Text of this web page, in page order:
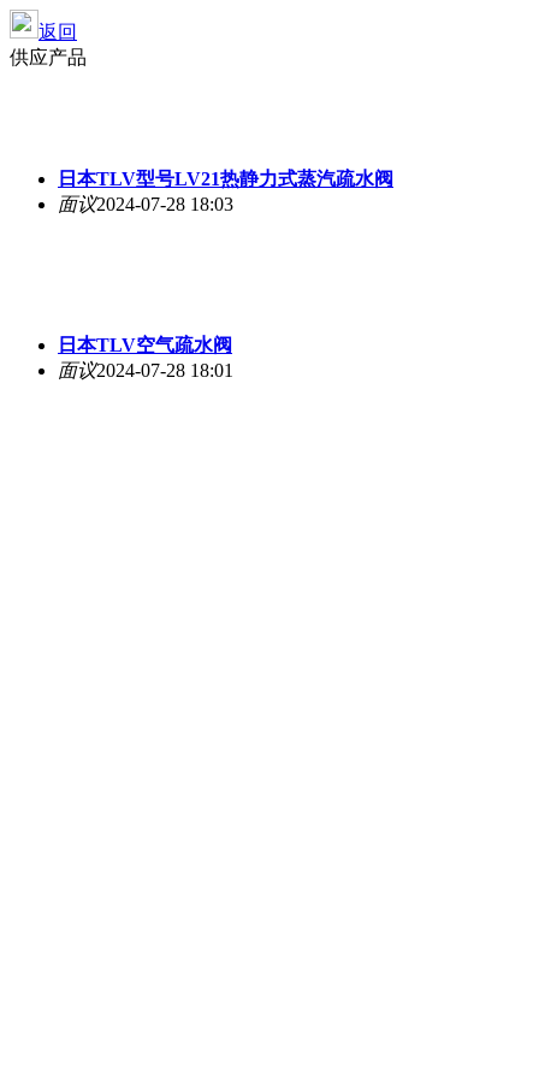
返回
供应产品
日本TLV型号LV21热静力式蒸汽疏水阀
面议2024-07-28 18:03
日本TLV空气疏水阀
面议2024-07-28 18:01